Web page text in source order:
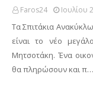
Faros24 Ιουλίου
Τα Σπιτάκια
είναι το νέο
Μητσοτάκη. Ένα
θα πληρώσουν και π…